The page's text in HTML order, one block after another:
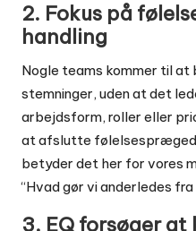
2. Fokus på
handling
Nogle teams kommer til
stemninger, uden at det
arbejdsform, roller eller
at afslutte
betyder det her for vores
“Hvad gør vi anderledes fra
3. EQ forsøger at